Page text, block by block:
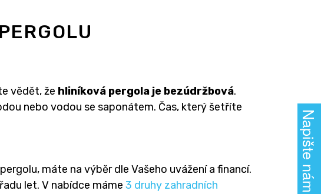
vědět, že hliníková pergola je bezúdržbová.
nebo vodou se saponátem. Čas, který šetříte
máte na výběr dle Vašeho uvážení a financí.
let. V nabídce máme 3 druhy zahradních
Napište nám!